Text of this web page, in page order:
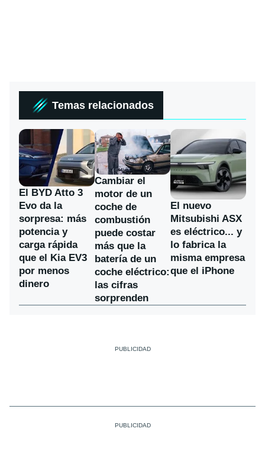
Temas relacionados
El BYD Atto 3
Evo da la
sorpresa: más
potencia y
carga rápida
que el Kia EV3
por menos
dinero
Cambiar el
motor de un
coche de
combustión
puede costar
más que la
batería de un
coche eléctrico:
las cifras
sorprenden
El nuevo
Mitsubishi ASX
es eléctrico... y
lo fabrica la
misma empresa
que el iPhone